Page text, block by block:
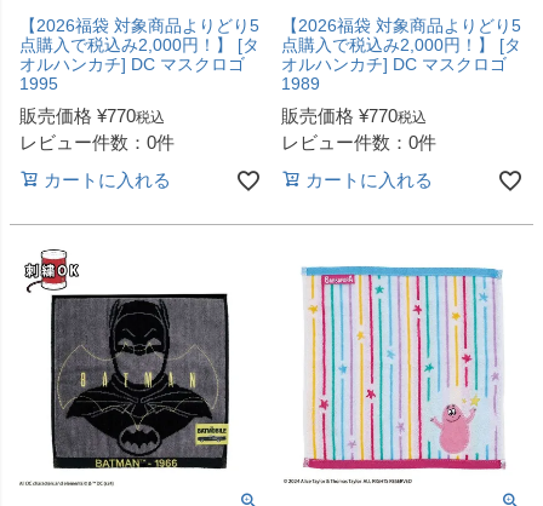
【2026福袋 対象商品よりどり5
点購入で税込み2,000円！】 [タ
オルハンカチ] DC マスクロゴ
1995
販売価格 ¥770税込
レビュー件数：0件
カートに入れる
【2026福袋 対象商品よりどり5
点購入で税込み2,000円！】 [タ
オルハンカチ] DC マスクロゴ
1989
販売価格 ¥770税込
レビュー件数：0件
カートに入れる